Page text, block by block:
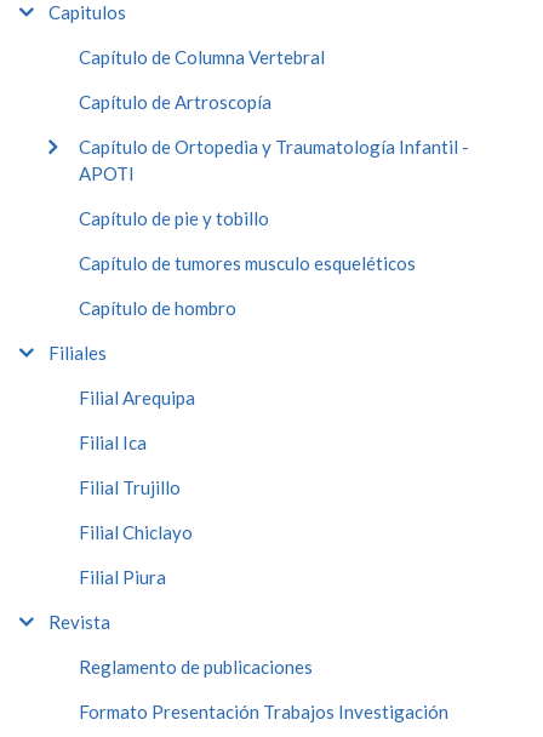
Capitulos
Capítulo de Columna Vertebral
Capítulo de Artroscopía
Capítulo de Ortopedia y Traumatología Infantil -
APOTI
Capítulo de pie y tobillo
Capítulo de tumores musculo esqueléticos
Capítulo de hombro
Filiales
Filial Arequipa
Filial Ica
Filial Trujillo
Filial Chiclayo
Filial Piura
Revista
Reglamento de publicaciones
Formato Presentación Trabajos Investigación